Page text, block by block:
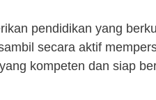
pendidikan yang
secara aktif
kompeten dan siap